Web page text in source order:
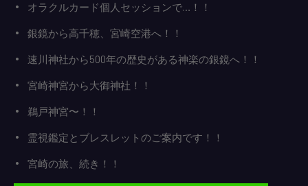
オラクルカード個人セッションで…！！
銀鏡から高千穂、宮崎空港へ！！
速川神社から500年の歴史がある神楽の銀鏡へ！！
宮崎神宮から大御神社！！
鵜戸神宮〜！！
霊視鑑定とブレスレットのご案内です！！
宮崎の旅、続き！！